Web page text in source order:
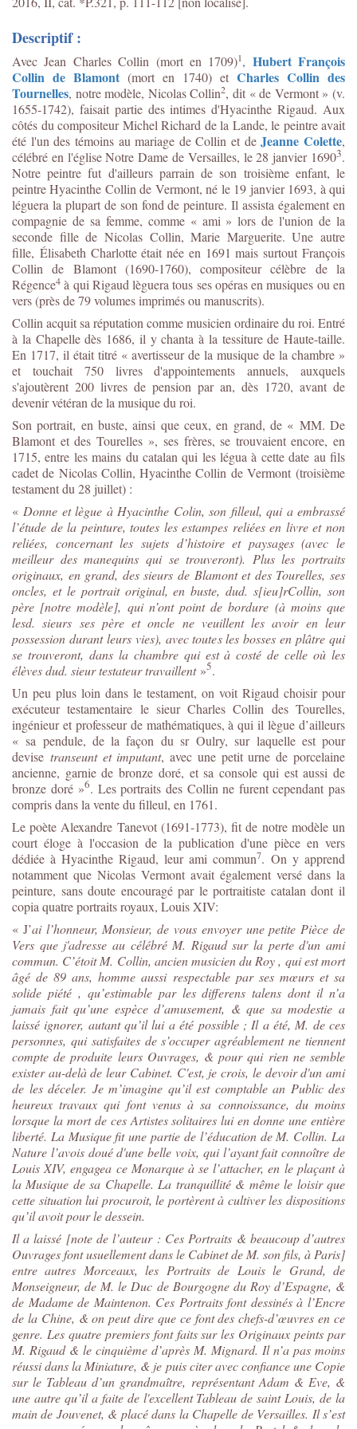
Descriptif :
Avec Jean Charles Collin (mort en 1709)1, Hubert François
Collin de Blamont (mort en 1740) et Charles Collin des
Tournelles, notre modèle, Nicolas Collin2, dit « de Vermont » (v.
1655-1742), faisait partie des intimes d'Hyacinthe Rigaud. Aux
côtés du compositeur Michel Richard de la Lande, le peintre avait
été l'un des témoins au mariage de Collin et deJeanne Colette,
célébré en l'église Notre Dame de Versailles, le 28 janvier 16903.
Notre peintre fut d'ailleurs parrain de son troisième enfant, le
peintre Hyacinthe Collin de Vermont, né le 19 janvier 1693, à qui
léguera la plupart de son fond de peinture. Il assista également en
compagnie de sa femme, comme « ami » lors de l'union de la
seconde fille de Nicolas Collin, Marie Marguerite. Une autre
fille, Élisabeth Charlotte était née en 1691 mais surtout François
Collin de Blamont (1690-1760), compositeur célèbre de la
Régence4 à qui Rigaud lèguera tous ses opéras en musiques ou en
vers (près de 79 volumes imprimés ou manuscrits).
Collin acquit sa réputation comme musicien ordinaire du roi. Entré
à la Chapelle dès 1686, il y chanta à la tessiture de Haute-taille.
En 1717, il était titré « avertisseur de la musique de la chambre »
et touchait 750 livres d'appointements annuels, auxquels
s'ajoutèrent 200 livres de pension par an, dès 1720, avant de
devenir vétéran de la musique du roi.
Son portrait, en buste, ainsi que ceux, en grand, de « MM. De
Blamont et des Tourelles », ses frères, se trouvaient encore, en
1715, entre les mains du catalan qui les légua à cette date au fils
cadet de Nicolas Collin, Hyacinthe Collin de Vermont (troisième
testament du 28 juillet) :
« Donne et lègue à Hyacinthe Colin, son filleul, qui a embrassé
l’étude de la peinture, toutes les estampes reliées en livre et non
reliées, concernant les sujets d’histoire et paysages (avec le
meilleur des manequins qui se trouveront). Plus les portraits
originaux, en grand, des sieurs de Blamont et des Tourelles, ses
oncles, et le portrait original, en buste, dud. s[ieu]rCollin, son
père [notre modèle], qui n’ont point de bordure (à moins que
lesd. sieurs ses père et oncle ne veuillent les avoir en leur
possession durant leurs vies), avec toutes les bosses en plâtre qui
se trouveront, dans la chambre qui est à costé de celle où les
élèves dud. sieur testateur travaillent»5.
Un peu plus loin dans le testament, on voit Rigaud choisir pour
exécuteur testamentaire le sieur Charles Collin des Tourelles,
ingénieur et professeur de mathématiques, à qui il lègue d’ailleurs
« sa pendule, de la façon du srOulry, sur laquelle est pour
devise transeunt et imputant, avec une petit urne de porcelaine
ancienne, garnie de bronze doré, et sa console qui est aussi de
bronze doré »6. Les portraits des Collin ne furent cependant pas
compris dans la vente du filleul, en 1761.
Le poète Alexandre Tanevot (1691-1773), fit de notre modèle un
court éloge à l'occasion de la publication d'une pièce en vers
dédiée à Hyacinthe Rigaud, leur ami commun7. On y apprend
notamment que Nicolas Vermont avait également versé dans la
peinture, sans doute encouragé par le portraitiste catalan dont il
copia quatre portraits royaux, Louis XIV:
« J’ai l’honneur, Monsieur, de vous envoyer une petite Pièce de
Vers que j'adresse au célébré M. Rigaud sur la perte d'un ami
commun. C’étoit M. Collin, ancien musicien du Roy , qui est mort
âgé de 89 ans, homme aussi respectable par ses mœurs et sa
solide piété , qu’estimable par les differens talens dont il n’a
jamais fait qu’une espèce d’amusement, & que sa modestie a
laissé ignorer, autant qu’il lui a été possible ; Il a été, M. de ces
personnes, qui satisfaites de s’occuper agréablement ne tiennent
compte de produite leurs Ouvrages, & pour qui rien ne semble
exister au-delà de leur Cabinet. C'est, je crois, le devoir d'un ami
de les déceler. Je m’imagine qu’il est comptable an Public des
heureux travaux qui font venus à sa connoissance, du moins
lorsque la mort de ces Artistes solitaires lui en donne une entière
liberté. La Musique fit une partie de l’éducation de M. Collin. La
Nature l’avois doué d'une belle voix, qui l’ayant fait connoître de
Louis XIV, engagea ce Monarque à se l’attacher, en le plaçant à
la Musique de sa Chapelle. La tranquillité & même le loisir que
cette situation lui procuroit, le portèrent à cultiver les dispositions
qu’il avoit pour le dessein.
Il a laissé [note de l’auteur : Ces Portraits & beaucoup d’autres
Ouvrages font usuellement dans le Cabinet de M. son fils, à Paris]
entre autres Morceaux, les Portraits de Louis le Grand, de
Monseigneur, de M. le Duc de Bourgogne du Roy d’Espagne, &
de Madame de Maintenon. Ces Portraits font dessinés à l’Encre
de la Chine, & on peut dire que ce font des chefs-d’œuvres en ce
genre. Les quatre premiers font faits sur les Originaux peints par
M. Rigaud & le cinquième d’après M. Mignard. Il n’a pas moins
réussi dans la Miniature, & je puis citer avec confiance une Copie
sur le Tableau d’un grandmaître, représentant Adam & Eve, &
une autre qu’il a faite de l'excellent Tableau de saint Louis, de la
main de Jouvenet, & placé dans la Chapelle de Versailles. Il s’est